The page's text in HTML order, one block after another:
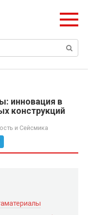
инновация в
конструкций
и Сейсмика